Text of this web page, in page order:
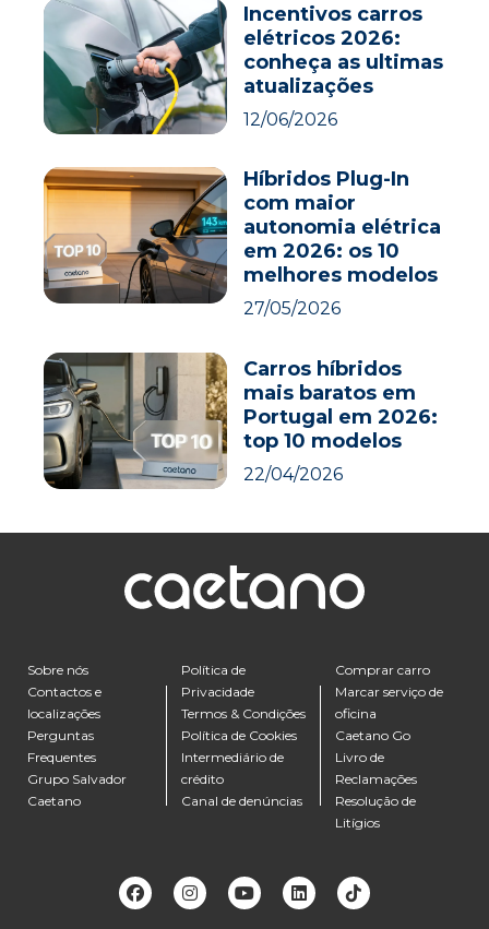
Incentivos carros
elétricos 2026:
conheça as ultimas
atualizações
12/06/2026
Híbridos Plug-In
com maior
autonomia elétrica
em 2026: os 10
melhores modelos
27/05/2026
Carros híbridos
mais baratos em
Portugal em 2026:
top 10 modelos
22/04/2026
Sobre nós
Contactos e
localizações
Perguntas
Frequentes
Grupo Salvador
Caetano
Política de
Privacidade
Termos & Condições
Política de Cookies
Intermediário de
crédito
Canal de denúncias
Comprar carro
Marcar serviço de
oficina
Caetano Go
Livro de
Reclamações
Resolução de
Litígios